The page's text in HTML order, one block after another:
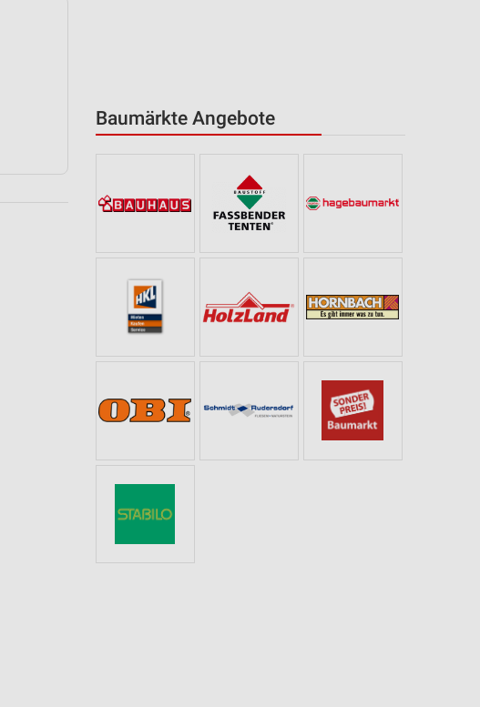
Baumärkte Angebote